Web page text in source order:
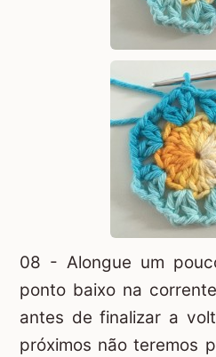
08 - Alongue um
ponto baixo na
antes de finalizar a
próximos não teremos